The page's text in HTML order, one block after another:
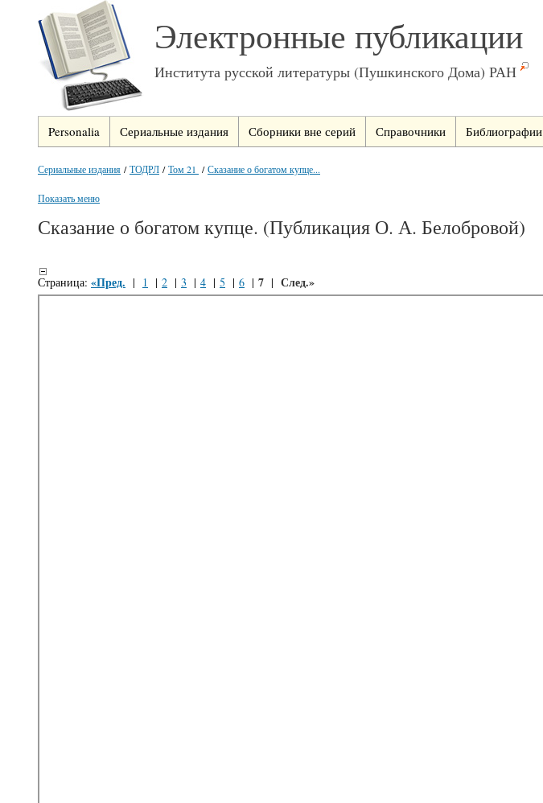
Электронные публикации
Института русской литературы (Пушкинского Дома) РАН
Personalia Сериальные издания Сборники вне серий Справочники Библиографии
Сериальные издания /ТОДРЛ /Том 21 /Сказание о богатом купце...
Показать меню
Сказание о богатом купце. (Публикация О. А. Белобровой)
Страница: «Пред. | 1 | 2 | 3 | 4 | 5 | 6 | 7 | След.»